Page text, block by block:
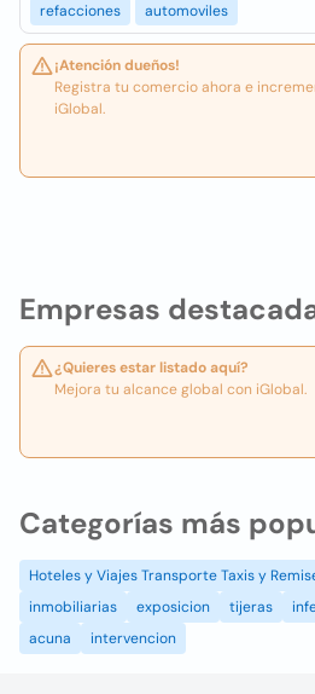
Empresas
¿Quieres estar listado aquí?
Mejora tu alcance global con iGlobal.
refacciones
automoviles
¡Atención dueños!
Registra tu comercio ahora e
iGlobal.
Categorías más
Hoteles y Viajes Transporte Taxis y
inmobiliarias
exposicion tijeras
acuna
intervencion